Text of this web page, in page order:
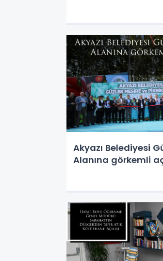
Akyazı Belediyesi
Alanına görkemli